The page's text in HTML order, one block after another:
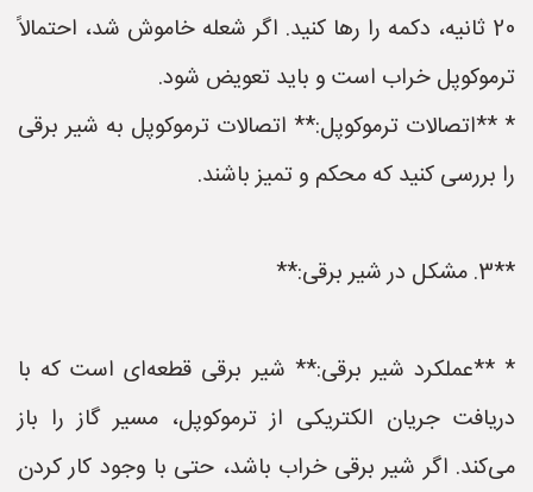
20 ثانیه، دکمه را رها کنید. اگر شعله خاموش شد، احتمالاً
ترموکوپل خراب است و باید تعویض شود.
* **اتصالات ترموکوپل:** اتصالات ترموکوپل به شیر برقی
را بررسی کنید که محکم و تمیز باشند.
**3. مشکل در شیر برقی:**
* **عملکرد شیر برقی:** شیر برقی قطعه‌ای است که با
دریافت جریان الکتریکی از ترموکوپل، مسیر گاز را باز
می‌کند. اگر شیر برقی خراب باشد، حتی با وجود کار کردن